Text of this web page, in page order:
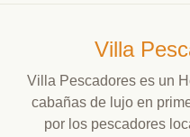
Villa
Villa Pescadores es un
cabañas de lujo en
por los pescadores